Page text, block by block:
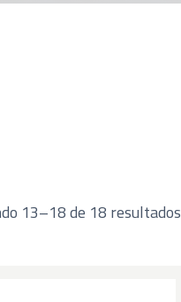
13–18 de 18 resultados